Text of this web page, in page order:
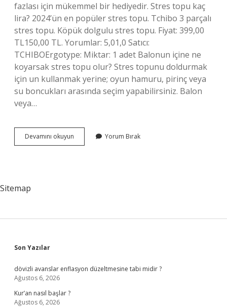
fazlası için mükemmel bir hediyedir. Stres topu kaç
lira? 2024’ün en popüler stres topu. Tchibo 3 parçalı
stres topu. Köpük dolgulu stres topu. Fiyat: 399,00
TL150,00 TL. Yorumlar: 5,01,0 Satıcı:
TCHIBOErgotype: Miktar: 1 adet Balonun içine ne
koyarsak stres topu olur? Stres topunu doldurmak
için un kullanmak yerine; oyun hamuru, pirinç veya
su boncukları arasında seçim yapabilirsiniz. Balon
veya…
Devamını okuyun
Topları
Yorum Bırak
Sitemap
Sidebar
Son Yazılar
dövizli avanslar enflasyon düzeltmesine tabi midir ?
Ağustos 6, 2026
Kur’an nasıl başlar ?
Ağustos 6, 2026